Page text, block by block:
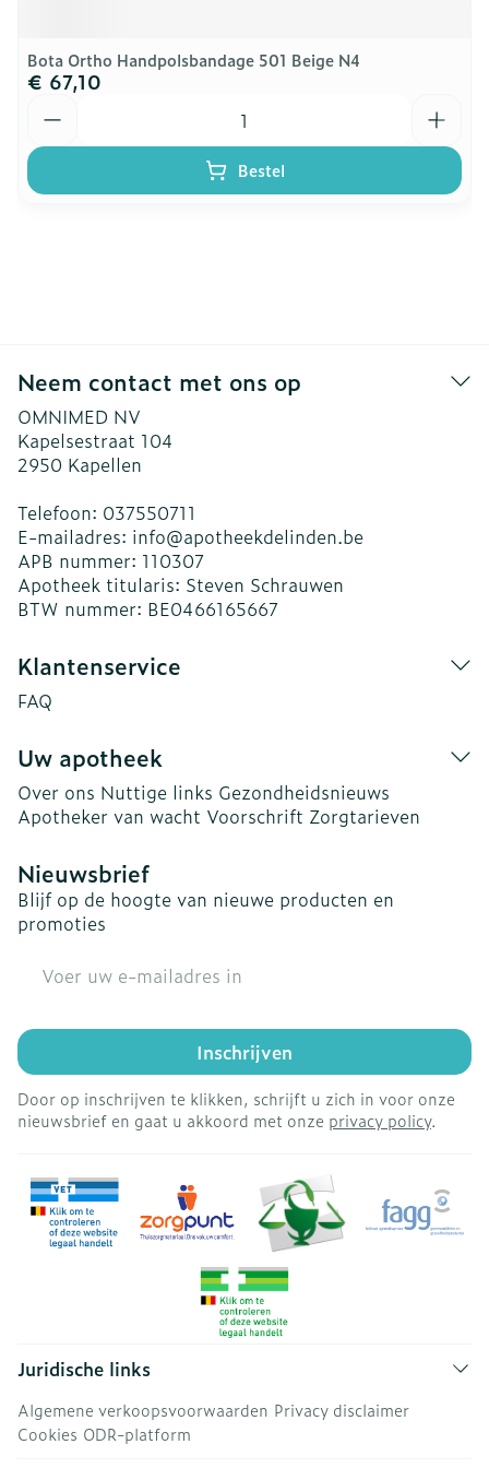
Bota Ortho Handpolsbandage 501 Beige N4
€ 67,10
Bestel
Neem contact met ons op
OMNIMED NV
Kapelsestraat 104
2950 Kapellen
Telefoon: 037550711
E-mailadres: info@apotheekdelinden.be
APB nummer: 110307
Apotheek titularis: Steven Schrauwen
BTW nummer: BE0466165667
Klantenservice
FAQ
Uw apotheek
Over ons Nuttige links Gezondheidsnieuws
Apotheker van wacht Voorschrift Zorgtarieven
Nieuwsbrief
Blijf op de hoogte van nieuwe producten en
promoties
Inschrijven
Door op inschrijven te klikken, schrijft u zich in voor onze
nieuwsbrief en gaat u akkoord met onze privacy policy.
Juridische links
Algemene verkoopsvoorwaarden Privacy disclaimer
Cookies ODR-platform